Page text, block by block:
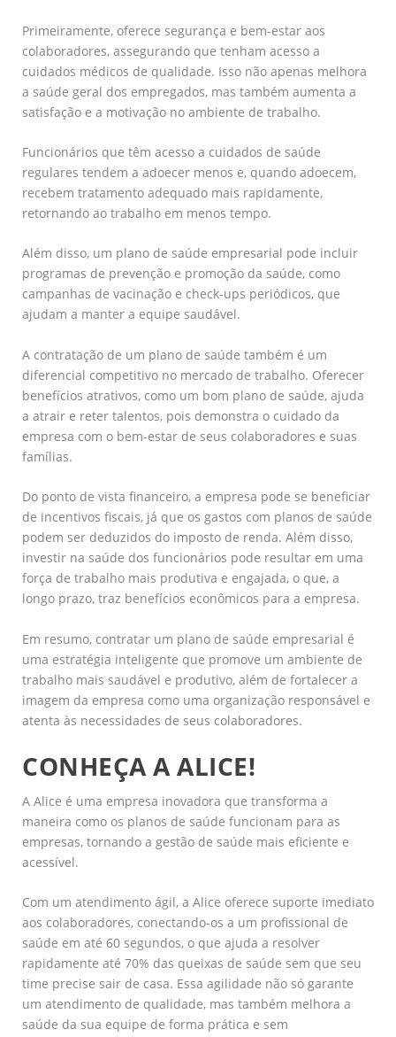
Primeiramente, oferece segurança e bem-estar aos
colaboradores, assegurando que tenham acesso a
cuidados médicos de qualidade. Isso não apenas melhora
a saúde geral dos empregados, mas também aumenta a
satisfação e a motivação no ambiente de trabalho.
Funcionários que têm acesso a cuidados de saúde
regulares tendem a adoecer menos e, quando adoecem,
recebem tratamento adequado mais rapidamente,
retornando ao trabalho em menos tempo.
Além disso, um plano de saúde empresarial pode incluir
programas de prevenção e promoção da saúde, como
campanhas de vacinação e check-ups periódicos, que
ajudam a manter a equipe saudável.
A contratação de um plano de saúde também é um
diferencial competitivo no mercado de trabalho. Oferecer
benefícios atrativos, como um bom plano de saúde, ajuda
a atrair e reter talentos, pois demonstra o cuidado da
empresa com o bem-estar de seus colaboradores e suas
famílias.
Do ponto de vista financeiro, a empresa pode se beneficiar
de incentivos fiscais, já que os gastos com planos de saúde
podem ser deduzidos do imposto de renda. Além disso,
investir na saúde dos funcionários pode resultar em uma
força de trabalho mais produtiva e engajada, o que, a
longo prazo, traz benefícios econômicos para a empresa.
Em resumo, contratar um plano de saúde empresarial é
uma estratégia inteligente que promove um ambiente de
trabalho mais saudável e produtivo, além de fortalecer a
imagem da empresa como uma organização responsável e
atenta às necessidades de seus colaboradores.
CONHEÇA A ALICE!
A Alice é uma empresa inovadora que transforma a
maneira como os planos de saúde funcionam para as
empresas, tornando a gestão de saúde mais eficiente e
acessível.
Com um atendimento ágil, a Alice oferece suporte imediato
aos colaboradores, conectando-os a um profissional de
saúde em até 60 segundos, o que ajuda a resolver
rapidamente até 70% das queixas de saúde sem que seu
time precise sair de casa. Essa agilidade não só garante
um atendimento de qualidade, mas também melhora a
saúde da sua equipe de forma prática e sem